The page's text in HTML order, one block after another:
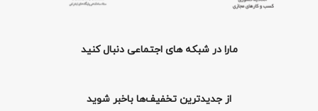
مارا در شبکه های اجتماعی دنبال کنید
از جدیدترین تخفیف‌ها باخبر شوید